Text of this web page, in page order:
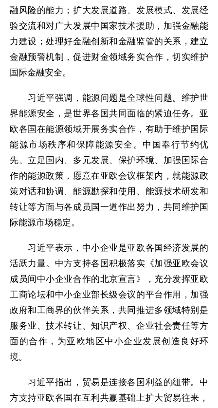
融风险的能力；扩大发展道路、发展模式、发展经
验交流和对广大发展中国家技术援助，加强金融能
力建设；处理好金融创新和金融监管的关系，建立
金融预警机制，促进财金领域务实合作，切实维护
国际金融安全。
习近平强调，能源问题是全球性问题。维护世
界能源安全，是世界各国共同面临的紧迫任务。亚
欧各国在能源领域开展务实合作，有助于维护国际
能源市场秩序和保障能源安全。中国奉行节约优
先、立足国内、多元发展、保护环境、加强国际合
作的能源政策，愿意在亚欧会议框架内，就能源政
策对话和协调、能源勘探和使用、能源技术研发和
转让等方面与各成员国一道作出努力，共同维护国
际能源市场稳定。
习近平表示，中小企业是亚欧各国经济发展的
活跃力量。中方支持各国积极落实《加强亚欧会议
成员间中小企业合作的北京宣言》，充分发挥亚欧
工商论坛和中小企业部长级会议的平台作用，加强
政府和工商界的伙伴关系，共同推进多领域特别是
服务业、技术转让、知识产权、企业社会责任等方
面的合作，为亚欧地区中小企业发展创造良好环
境。
习近平指出，贸易是连接各国利益的纽带。中
方支持亚欧各国在互利共赢基础上扩大贸易往来，